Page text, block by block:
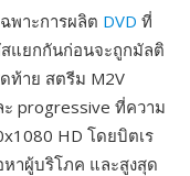
พาะการผลิต DVD ที่
สแยกกันก่อนจะถูกมัลติ
ท้าย สตรีม M2V
progressive ที่ความ
HD โดยบิตเร
หาผู้บริโภค และสูงสุด